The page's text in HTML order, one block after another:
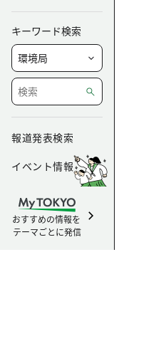
キーワード検索
報道発表検索
イベント情報
おすすめの情報を
テーマごとに発信